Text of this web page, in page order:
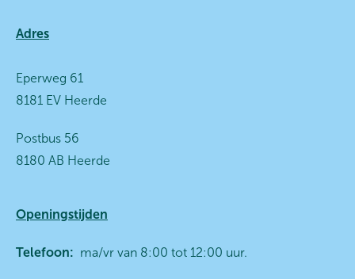
Contactinformatie
Adres
Eperweg 61
8181 EV Heerde
Postbus 56
8180 AB Heerde
Openingstijden
Telefoon: ma/vr van 8:00 tot 12:00 uur.